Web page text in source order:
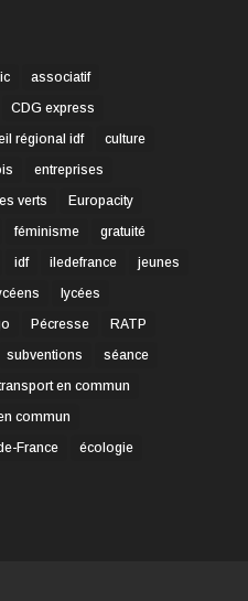
associatif
CDG express
régional idf
culture
entreprises
verts
Europacity
féminisme
gratuité
idf iledefrance
jeunes
lycées
Pécresse
RATP
subventions
séance
en commun
commun
France
écologie